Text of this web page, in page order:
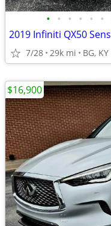
• • • • • •
7/28 29k mi BG, KY
$16,900